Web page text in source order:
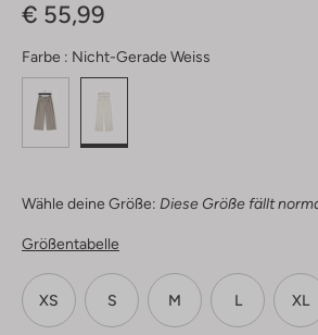
€ 55,99
Farbe : Nicht-Gerade Weiss
Wähle deine Größe: Diese Größe fällt
Größentabelle
XS S M L XL